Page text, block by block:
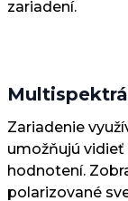
zariadení.
Zariadenie
umožňujú vidieť
hodnotení.
polarizované